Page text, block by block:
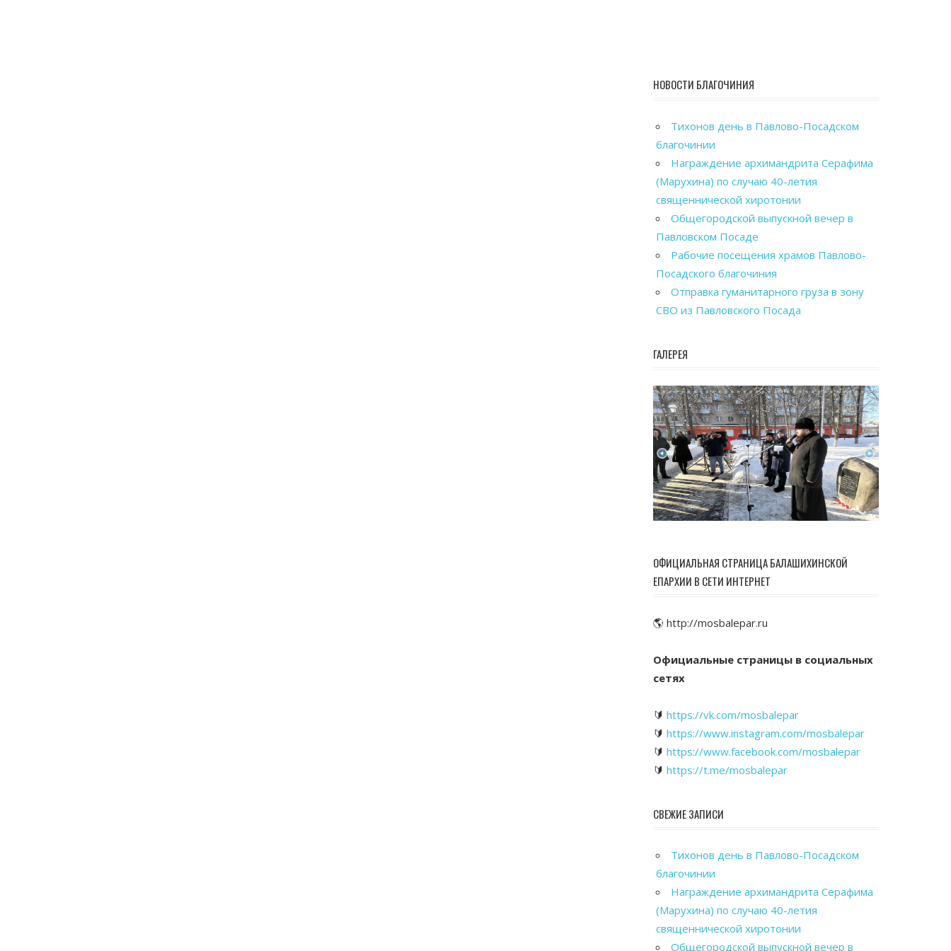
НОВОСТИ БЛАГОЧИНИЯ
Тихонов день в Павлово-Посадском
благочинии
Награждение архимандрита Серафима
(Марухина) по случаю 40-летия
священнической хиротонии
Общегородской выпускной вечер в
Павловском Посаде
Рабочие посещения храмов Павлово-
Посадского благочиния
Отправка гуманитарного груза в зону
СВО из Павловского Посада
ГАЛЕРЕЯ
ОФИЦИАЛЬНАЯ СТРАНИЦА БАЛАШИХИНСКОЙ
ЕПАРХИИ В СЕТИ ИНТЕРНЕТ
🌎 http://mosbalepar.ru
Официальные страницы в социальных
сетях
🔰 https://vk.com/mosbalepar
🔰 https://www.instagram.com/mosbalepar
🔰 https://www.facebook.com/mosbalepar
🔰 https://t.me/mosbalepar
СВЕЖИЕ ЗАПИСИ
Тихонов день в Павлово-Посадском
благочинии
Награждение архимандрита Серафима
(Марухина) по случаю 40-летия
священнической хиротонии
Общегородской выпускной вечер в